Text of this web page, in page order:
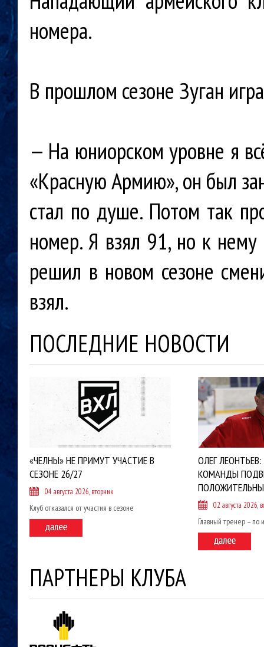
номера.
В прошлом сезоне Зуган
— На юниорском уровне я
«Красную Армию», он был
стал по душе. Потом так
номер. Я взял 91, но к
решил в новом сезоне
взял.
ПОСЛЕДНИЕ НОВОСТИ
«ЧЕЛНЫ» НЕ ПРИМУТ УЧАСТИЕ В
СЕЗОНЕ 26/27
04 августа 2026, вторник
Клуб отказался от участия в сезоне
ОЛЕГ
КОМАНДЫ
02 августа 2026,
Главный тренер – по
ПАРТНЕРЫ КЛУБА